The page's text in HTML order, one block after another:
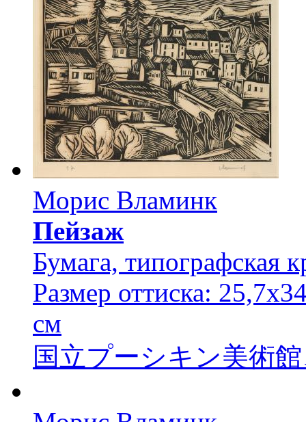
Морис Вламинк
Пейзаж
Бумага, типографская
Размер оттиска:
см
国立プーシキン美術